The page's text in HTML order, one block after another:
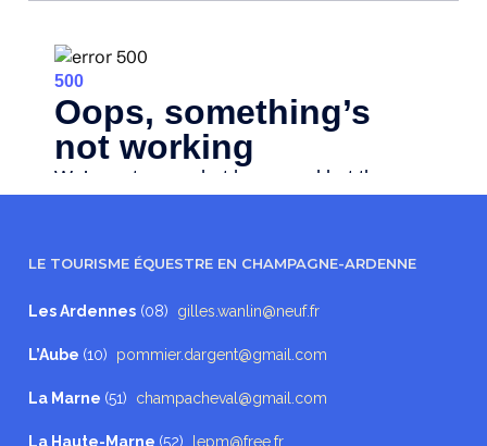
LE TOURISME ÉQUESTRE EN CHAMPAGNE-ARDENNE
Les Ardennes (08) gilles.wanlin@neuf.fr
L’Aube (10) pommier.dargent@gmail.com
La Marne (51) champacheval@gmail.com
La Haute-Marne (52) lepm@free.fr